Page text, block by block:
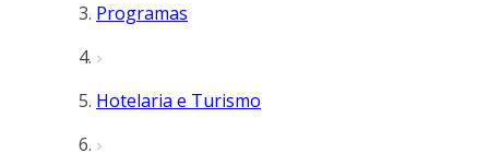
Programas
Hotelaria e Turismo